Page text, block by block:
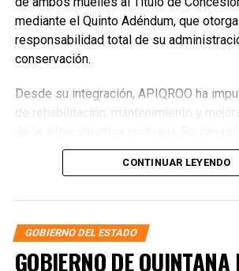
mediante el Quinto Adéndum, que
responsabilidad total de su
conservación.
Desde su integración, APIQROO ha
de rehabilitación, mantenimiento y
esquemas de ordenamiento y
implementar sistemas deCONTINUAR LEYENDO
GOBIERNO DEL ESTADO
GOBIERNO DE QUINTANA